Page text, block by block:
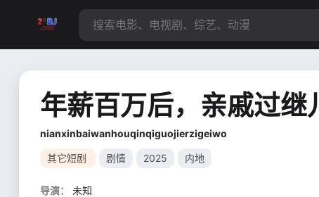
年薪百万后，亲戚过继
nianxinbaiwanhouqinqiguojierzigeiwo
其它短剧 剧情 2025 内地
导演：
未知